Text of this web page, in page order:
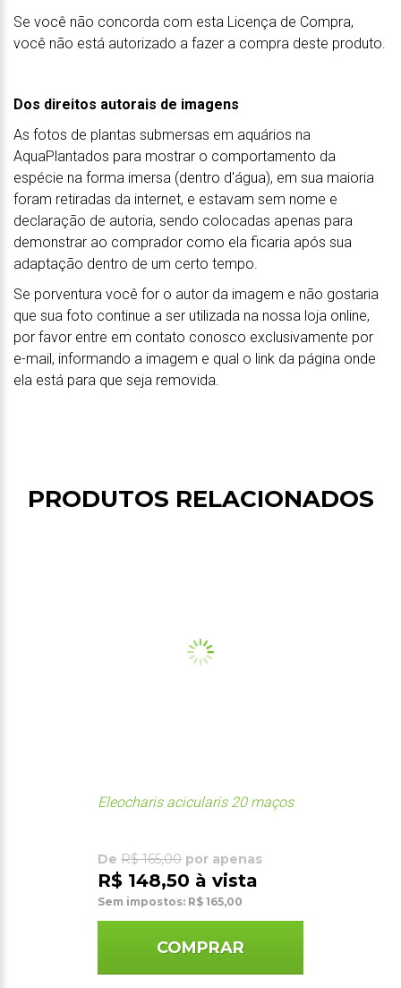
Se você não concorda com esta Licença de Compra,
você não está autorizado a fazer a compra deste produto.
Dos direitos autorais de imagens
As fotos de plantas submersas em aquários na
AquaPlantados para mostrar o comportamento da
espécie na forma imersa (dentro d'água), em sua maioria
foram retiradas da internet, e estavam sem nome e
declaração de autoria, sendo colocadas apenas para
demonstrar ao comprador como ela ficaria após sua
adaptação dentro de um certo tempo.
Se porventura você for o autor da imagem e não gostaria
que sua foto continue a ser utilizada na nossa loja online,
por favor entre em contato conosco exclusivamente por
e-mail, informando a imagem e qual o link da página onde
ela está para que seja removida.
PRODUTOS RELACIONADOS
Eleocharis acicularis 20 maços
De R$ 165,00 por apenas
R$ 148,50 à vista
Sem impostos: R$ 165,00
COMPRAR